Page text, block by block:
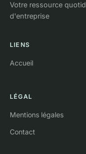
Votre ressource
d'entreprise
LIENS
Accueil
LÉGAL
Mentions légales
Contact